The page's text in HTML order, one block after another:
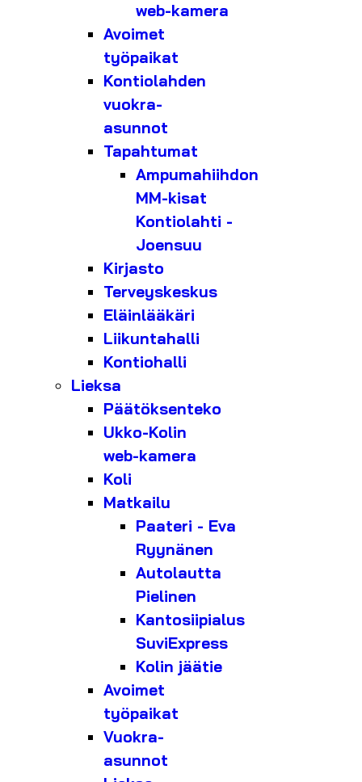
web-kamera
Avoimet
työpaikat
Kontiolahden
vuokra-
asunnot
Tapahtumat
Ampumahiihdon
MM-kisat
Kontiolahti -
Joensuu
Kirjasto
Terveyskeskus
Eläinlääkäri
Liikuntahalli
Kontiohalli
Lieksa
Päätöksenteko
Ukko-Kolin
web-kamera
Koli
Matkailu
Paateri - Eva
Ryynänen
Autolautta
Pielinen
Kantosiipialus
SuviExpress
Kolin jäätie
Avoimet
työpaikat
Vuokra-
asunnot